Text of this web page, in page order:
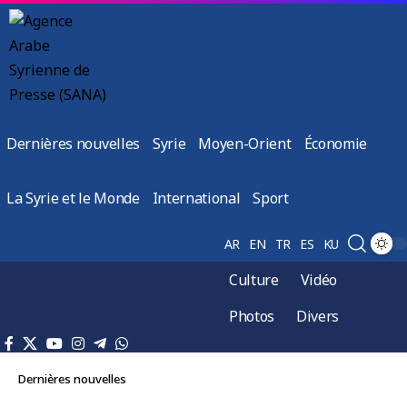
Dernières nouvelles Syrie Moyen-Orient Économie
La Syrie et le Monde International Sport
AR EN TR ES KU
Culture
Vidéo
Photos
Divers
Dernières nouvelles